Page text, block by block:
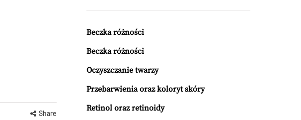
Share
Beczka różności
Beczka różności
Oczyszczanie twarzy
Przebarwienia oraz koloryt skóry
Retinol oraz retinoidy